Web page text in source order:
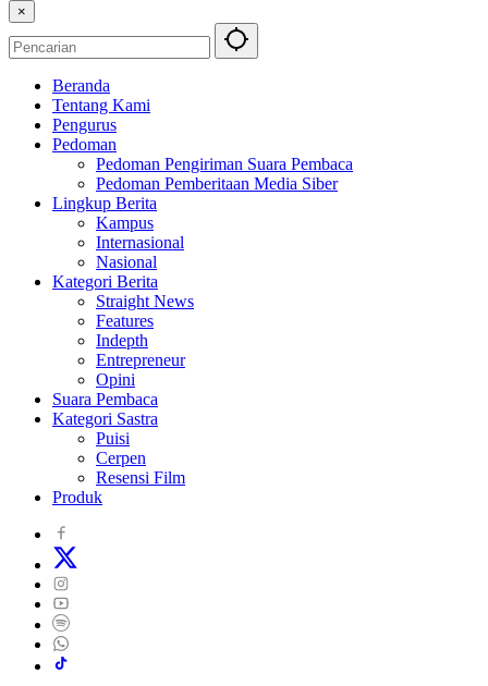
×
Beranda
Tentang Kami
Pengurus
Pedoman
Pedoman Pengiriman Suara Pembaca
Pedoman Pemberitaan Media Siber
Lingkup Berita
Kampus
Internasional
Nasional
Kategori Berita
Straight News
Features
Indepth
Entrepreneur
Opini
Suara Pembaca
Kategori Sastra
Puisi
Cerpen
Resensi Film
Produk